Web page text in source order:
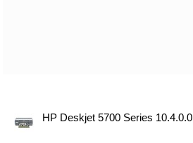
HP Deskjet 5700 Series 10.4.0.0